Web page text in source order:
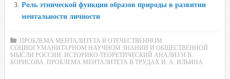
s
k
i
Роль этнической функции образов природы в развитии
ментальности личности
ПРОБЛЕМА МЕНТАЛИТЕТА В ОТЕЧЕСТВЕННОМ
СОЦИОГУМАНИТАРНОМ НАУЧНОМ ЗНАНИИ И ОБЩЕСТВЕННОЙ
МЫСЛИ РОССИИ: ИСТОРИКО-ТЕОРЕТИЧЕСКИЙ АНАЛИЗ Н.В.
БОРИСОВА. ПРОБЛЕМА МЕНТАЛИТЕТА В ТРУДАХ И. А. ИЛЬИНА